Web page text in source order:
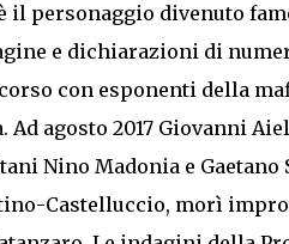
personaggio divenuto
e dichiarazioni di
con esponenti della
Ad agosto 2017 Giovanni
Nino Madonia e Gaetano
Castelluccio, morì